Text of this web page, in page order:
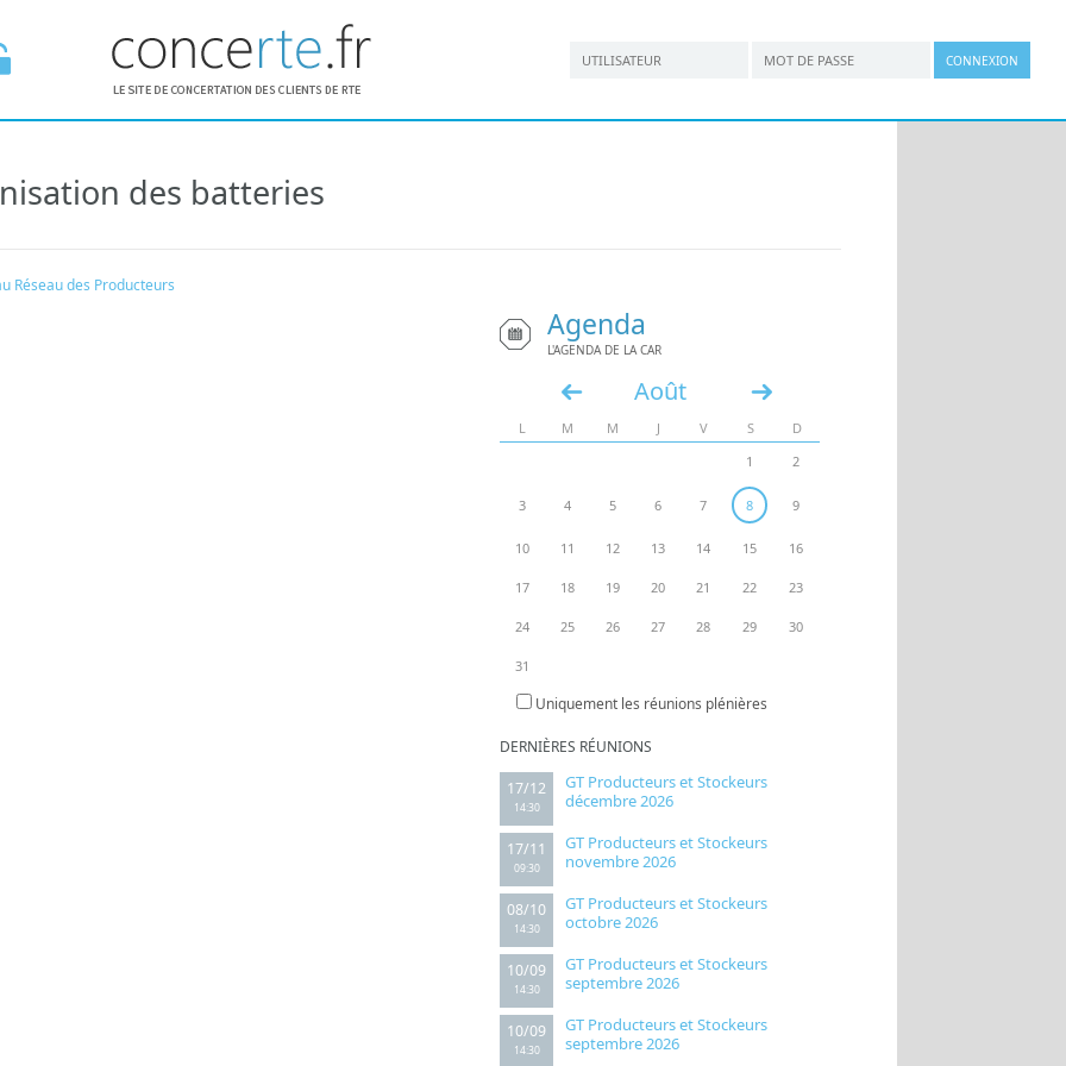
ESPACE des batteries
Réseau des Producteurs
Agenda
L'AGENDA DE LA CAR
Août
« »
L M M J V S
D
1
2
3 4 5 6 7 8 9
10 11 12 13 14 15 16
17 18 19 20 21 22 23
24 25 26 27 28 29 30
31
Uniquement les réunions plénières
DERNIÈRES RÉUNIONS
17/12
14:30
GT Producteurs et Stockeurs
décembre 2026
17/11
09:30
GT Producteurs et Stockeurs
novembre 2026
08/10
14:30
GT Producteurs et Stockeurs
octobre 2026
10/09
14:30
GT Producteurs et Stockeurs
septembre 2026
10/09
14:30
GT Producteurs et Stockeurs
septembre 2026